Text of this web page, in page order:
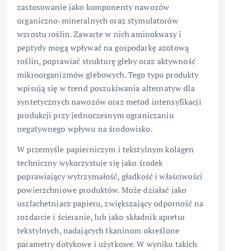
zastosowanie jako komponenty nawozów
organiczno-mineralnych oraz stymulatorów
wzrostu roślin. Zawarte w nich aminokwasy i
peptydy mogą wpływać na gospodarkę azotową
roślin, poprawiać strukturę gleby oraz aktywność
mikroorganizmów glebowych. Tego typu produkty
wpisują się w trend poszukiwania alternatyw dla
syntetycznych nawozów oraz metod intensyfikacji
produkcji przy jednoczesnym ograniczaniu
negatywnego wpływu na środowisko.
W przemyśle papierniczym i tekstylnym kolagen
techniczny wykorzystuje się jako środek
poprawiający wytrzymałość, gładkość i właściwości
powierzchniowe produktów. Może działać jako
uszlachetniacz papieru, zwiększający odporność na
rozdarcie i ścieranie, lub jako składnik apretur
tekstylnych, nadających tkaninom określone
parametry dotykowe i użytkowe. W wyniku takich